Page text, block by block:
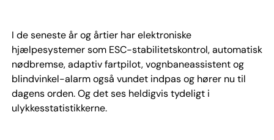
I de seneste år og årtier har elektroniske
hjælpesystemer som ESC-stabilitetskontrol, automatisk
nødbremse, adaptiv fartpilot, vognbaneassistent og
blindvinkel-alarm også vundet indpas og hører nu til
dagens orden. Og det ses heldigvis tydeligt i
ulykkesstatistikkerne.